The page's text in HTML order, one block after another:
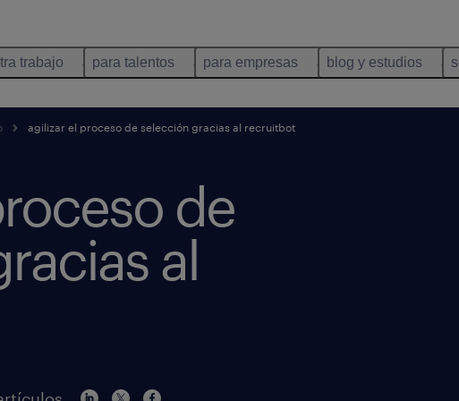
trabajo para talentos para empresas blog y estudios
agilizar el proceso de selección gracias al recruitbot
de
al